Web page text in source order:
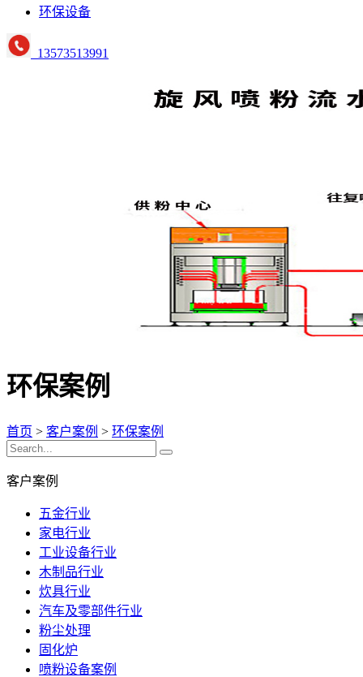
环保设备
13573513991
环保案例
首页 > 客户案例 > 环保案例
客户案例
五金行业
家电行业
工业设备行业
木制品行业
炊具行业
汽车及零部件行业
粉尘处理
固化炉
喷粉设备案例